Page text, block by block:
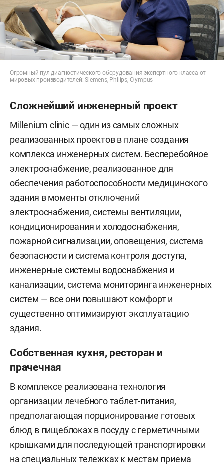
Огромный пул диагностического оборудования экспертного класса от
мировых производителей: Siemens, Philips, Olympus
Сложнейший инженерный проект
Millenium clinic — один из самых сложных
реализованных проектов в плане создания
комплекса инженерных систем. Бесперебойное
электроснабжение, реализованное для
обеспечения работоспособности медицинского
здания в моменты отключений
электроснабжения, системы вентиляции,
кондиционирования и холодоснабжения,
пожарной сигнализации, оповещения, система
безопасности и система контроля доступа,
инженерные системы водоснабжения и
канализации, система мониторинга инженерных
систем — все они повышают комфорт и
существенно оптимизируют эксплуатацию
здания.
Собственная кухня, ресторан и
прачечная
В комплексе реализована технология
организации лечебного таблет-питания,
предполагающая порционирование готовых
блюд в пищеблоках в посуду с герметичными
крышками для последующей транспортировки
на специальных тележках к местам приема